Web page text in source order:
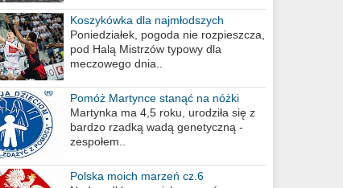
Koszykówka dla najmłodszych
Poniedziałek, pogoda nie rozpieszcza,
pod Halą Mistrzów typowy dla
meczowego dnia..
Pomóż Martynce stanąć na nóżki
Martynka ma 4,5 roku, urodziła się z
bardzo rzadką wadą genetyczną -
zespołem..
Polska moich marzeń cz.6